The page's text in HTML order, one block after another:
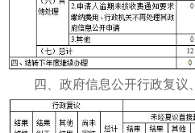
四、政府信息公开行政复议